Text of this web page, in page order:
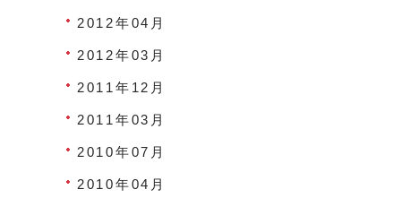
2012年04月
2012年03月
2011年12月
2011年03月
2010年07月
2010年04月